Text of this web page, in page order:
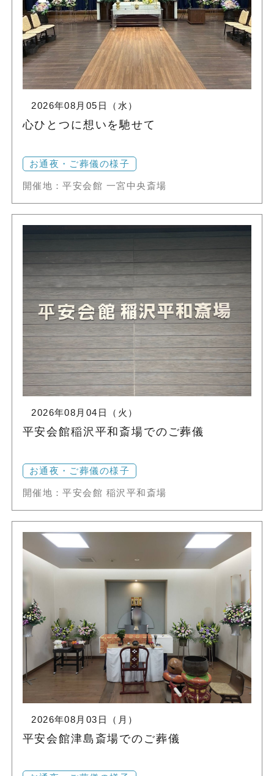
2026年08月05日（水）
心ひとつに想いを馳せて
お通夜・ご葬儀の様子
開催地：平安会館 一宮中央斎場
2026年08月04日（火）
平安会館稲沢平和斎場でのご葬儀
お通夜・ご葬儀の様子
開催地：平安会館 稲沢平和斎場
2026年08月03日（月）
平安会館津島斎場でのご葬儀